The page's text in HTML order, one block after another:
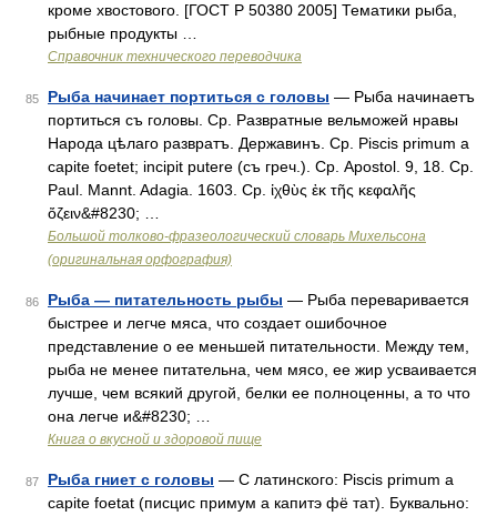
кроме хвостового. [ГОСТ Р 50380 2005] Тематики рыба,
рыбные продукты …
Справочник технического переводчика
85 Рыба начинает портиться с головы — Рыба начинаетъ
портиться съ головы. Ср. Развратные вельможей нравы
Народа цѣлаго развратъ. Державинъ. Ср. Piscis primum a
capite foetet; incipit putere (съ греч.). Ср. Apostol. 9, 18. Ср.
Paul. Mannt. Adagia. 1603. Ср. ἰχθὺς ἐκ τῆς κεφαλῆς
ὄζειν&#8230; …
Большой толково-фразеологический словарь Михельсона
(оригинальная орфография)
86 Рыба — питательность рыбы — Рыба переваривается
быстрее и легче мяса, что создает ошибочное
представление о ее меньшей питательности. Между тем,
рыба не менее питательна, чем мясо, ее жир усваивается
лучше, чем всякий другой, белки ее полноценны, а то что
она легче и&#8230; …
Книга о вкусной и здоровой пище
87 Рыба гниет с головы — С латинского: Piscis primum a
capite foetat (писцис примум а капитэ фё тат). Буквально: